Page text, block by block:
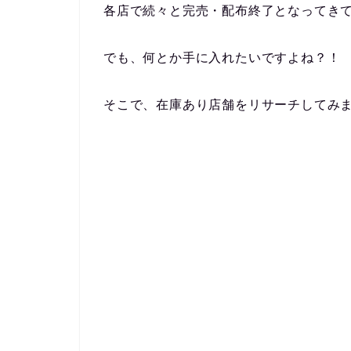
各店で続々と完売・配布終了となってき
でも、何とか手に入れたいですよね？！
そこで、在庫あり店舗をリサーチしてみ